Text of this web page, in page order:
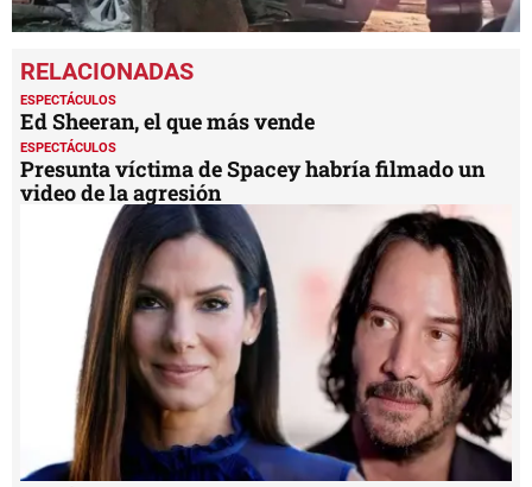
seconds
of
1
minute,
7
seconds
ESPECTÁCULOS
Ed Sheeran, el que más vende
ESPECTÁCULOS
Presunta víctima de Spacey habría filmado un
video de la agresión